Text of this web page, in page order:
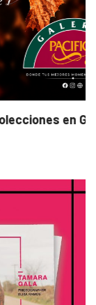
en Galerias